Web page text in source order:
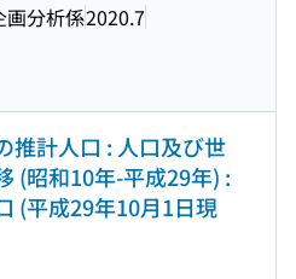
画分析係2020.7
推計人口 : 人口及び世
(昭和10年-平成29年) :
(平成29年10月1日現